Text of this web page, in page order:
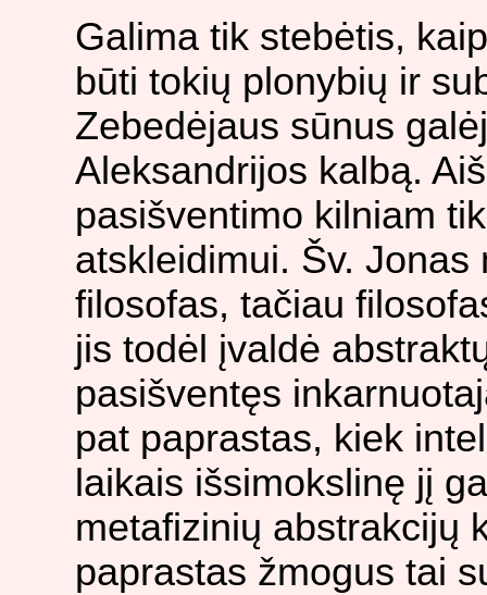
Galima tik stebėtis,
būti tokių plonybių ir
Zebedėjaus sūnus
Aleksandrijos kalbą.
pasišventimo kilniam
atskleidimui. Šv.
filosofas, tačiau
jis todėl įvaldė
pasišventęs
pat paprastas, kiek
laikais išsimokslinę jį
metafizinių abstrakcijų
paprastas žmogus tai